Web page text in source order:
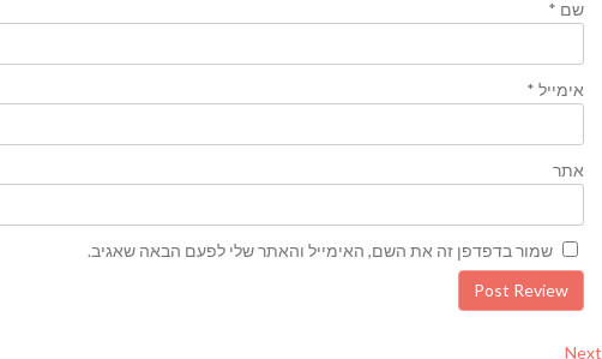
שם *
אימייל *
אתר
שמור בדפדפן זה את השם, האימייל והאתר שלי לפעם הבאה שאגיב.
Next